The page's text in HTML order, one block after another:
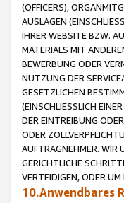
(OFFICERS),
AUSLAGEN
IHRER WEBSITE BZW.
MATERIALS MIT
BEWERBUNG ODER
NUTZUNG DER
GESETZLICHEN
(EINSCHLIESSLICH
DER EINTREIBUNG
ODER
AUFTRAGNEHMER. WIR
GERICHTLICHE
VERTEIDIGEN, ODER
10.Anwendbares